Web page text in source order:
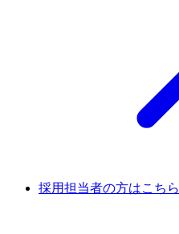
採用担当者の方はこちら